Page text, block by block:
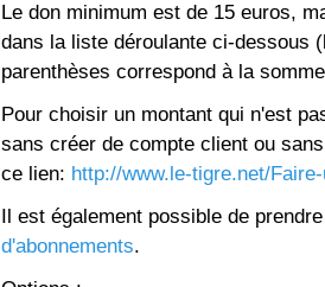
Le don minimum est de 15 euros,
dans la liste déroulante ci-dessous
parenthèses correspond à la
Pour choisir un montant qui n'est
sans créer de compte client ou
ce lien: http://www.le-tigre.net/
Il est également possible de
d'abonnements.